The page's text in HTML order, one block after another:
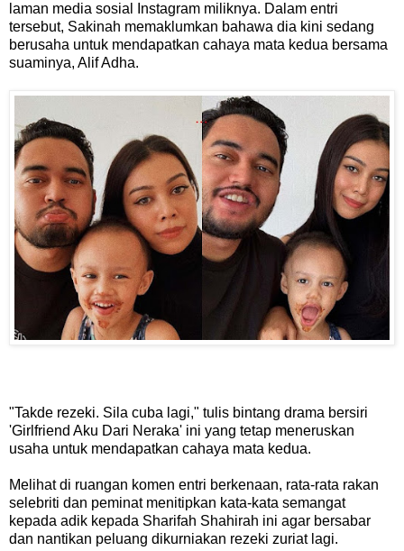
laman media sosial Instagram miliknya. Dalam entri
tersebut, Sakinah memaklumkan bahawa dia kini sedang
berusaha untuk mendapatkan cahaya mata kedua bersama
suaminya, Alif Adha.
"Takde rezeki. Sila cuba lagi," tulis bintang drama bersiri
'Girlfriend Aku Dari Neraka' ini yang tetap meneruskan
usaha untuk mendapatkan cahaya mata kedua.
Melihat di ruangan komen entri berkenaan, rata-rata rakan
selebriti dan peminat menitipkan kata-kata semangat
kepada adik kepada Sharifah Shahirah ini agar bersabar
dan nantikan peluang dikurniakan rezeki zuriat lagi.